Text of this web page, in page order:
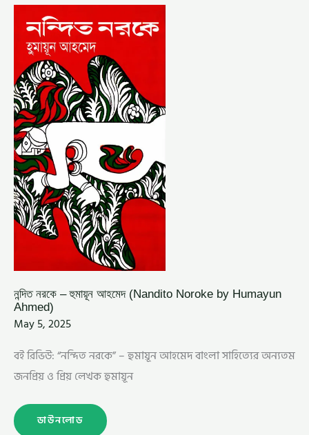
নন্দিত নরকে – হুমায়ূন আহমেদ (Nandito Noroke by Humayun
Ahmed)
May 5, 2025
বই রিভিউ: “নন্দিত নরকে” – হুমায়ূন আহমেদ বাংলা সাহিত্যের অন্যতম
জনপ্রিয় ও প্রিয় লেখক হুমায়ূন
নন্দিত
নরকে
–
হুমায়ূন
আহমেদ
(NANDITO
NOROKE
BY
HUMAYUN
AHMED)
ডাউনলোড